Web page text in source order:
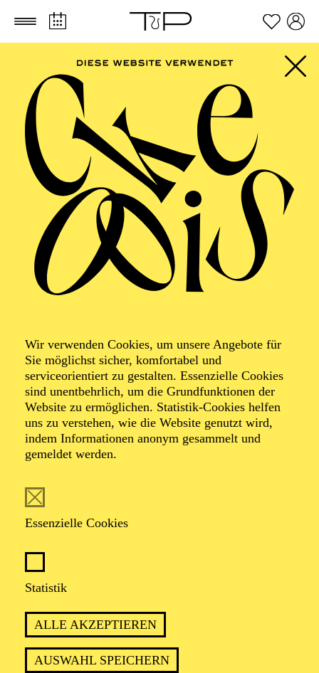
Zum Hauptinhalt springen Zum Footer springen
Wir verwenden Cookies, um unsere Angebote für
Sie möglichst sicher, komfortabel und
serviceorientiert zu gestalten. Essenzielle Cookies
sind unentbehrlich, um die Grundfunktionen der
Website zu ermöglichen. Statistik-Cookies helfen
uns zu verstehen, wie die Website genutzt wird,
indem Informationen anonym gesammelt und
gemeldet werden.
Essenzielle Cookies
Statistik
ALLE AKZEPTIEREN
AUSWAHL SPEICHERN
AALTO MUSIKTHEATER
Anything Goes
Musical in 2 Akten von Cole Porter
Musik und Gesangstexte von Cole Porter, Buch von
Guy Bolton, P.G. Wodehouse, Howard Lindsay und
Russel Crouse, Neufassung von Timothy Crouse und
John Weidman, deutsche Fassung von Niklas Wagner
und Roman Hinze
KOMMEN SIE AN BORD FÜR EINE
UND LIEBE